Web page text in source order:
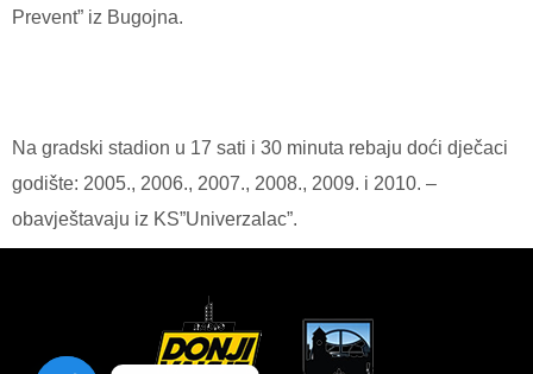
Prevent” iz Bugojna.
Na gradski stadion u 17 sati i 30 minuta rebaju doći dječaci
godište: 2005., 2006., 2007., 2008., 2009. i 2010. –
obavještavaju iz KS”Univerzalac”.